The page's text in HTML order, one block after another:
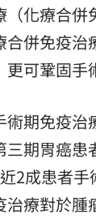
化療合
併免疫
可鞏固手
期免疫
期胃癌
2成患者
療對於